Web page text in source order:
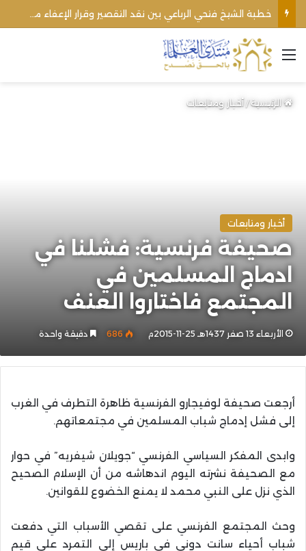
القائمة
الرئيسية/أخبار ومتابعات
أخبار ومتابعات
صحيفة فرنسية: فشلنا في
ادماج المسلمين في
المجتمع فاختاروا العنف
الأربعاء 13 صفر 1437هـ 25-11-2015م 686 دقيقة واحدة
أرجعت صحيفة لوفيجارو الفرنسية ظاهرة التطرف في الغرب
إلى فشل إدماج شباب المسلمين في مجتمعاتهم.
وابدى المفكر السياسي الفرنسي “جويلان شيفريه” في حوار
مع الصحيفة نشرته اليوم اندهاشه من أن الإسلام الصحيح
الذي نزل على النبي محمد لا يمنع الخضوع للقوانين.
وحث المجتمع الفرنسي على تقصي الأسباب التي دفعت
شباب أحياء سانت دوني في باريس إلى التمرد على قيم